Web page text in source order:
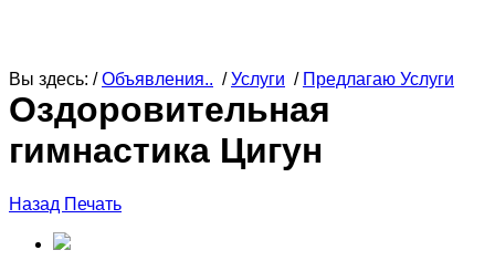
Вы здесь: /Объявления.. /Услуги / Предлагаю Услуги
Оздоровительная
гимнастика Цигун
Назад Печать